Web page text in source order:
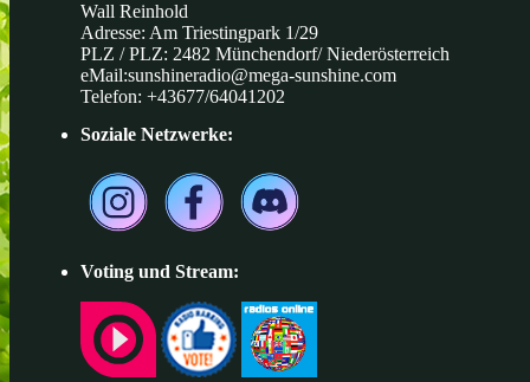
Wall Reinhold
Adresse: Am Triestingpark 1/29
PLZ / PLZ: 2482 Münchendorf/ Niederösterreich
eMail:sunshineradio@mega-sunshine.com
Telefon: +43677/64041202
Soziale Netzwerke:
Voting und Stream: